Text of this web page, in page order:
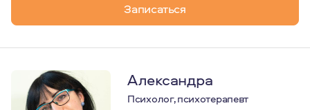
Изучение сюжетно‑ролевой игры детей —
Записаться
Александра
Психолог, психотерапевт